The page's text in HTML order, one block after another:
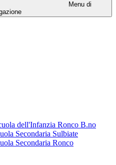
Menu di
dell'Infanzia Ronco B.no
Secondaria Sulbiate
Secondaria Ronco